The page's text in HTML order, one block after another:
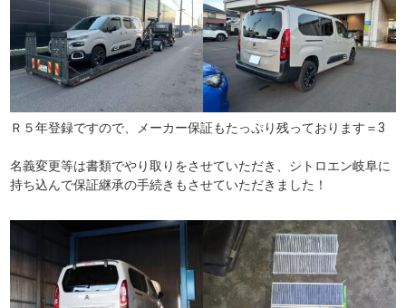
Ｒ５年登録ですので、メーカー保証もたっぷり残っております＝3
名義変更等は書類でやり取りをさせていただき、シトロエン岐阜に
持ち込んで保証継承の手続きもさせていただきました！